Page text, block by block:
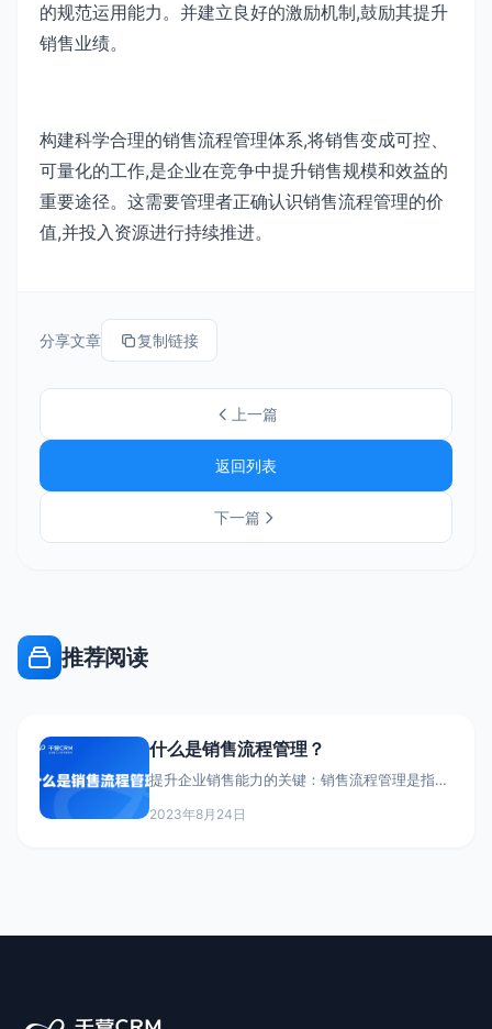
的规范运用能力。并建立良好的激励机制,鼓励其提升
销售业绩。
构建科学合理的销售流程管理体系,将销售变成可控、
可量化的工作,是企业在竞争中提升销售规模和效益的
重要途径。这需要管理者正确认识销售流程管理的价
值,并投入资源进行持续推进。
分享文章 复制链接
上一篇
返回列表
下一篇
推荐阅读
什么是销售流程管理？
提升企业销售能力的关键：销售流程管理是指对
提高销售效率和效果。优秀的销售流程管理可以
2023年8月24日